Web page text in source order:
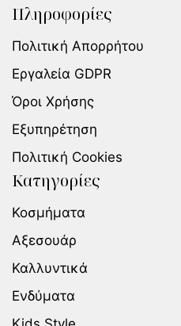
Πληροφορίες
Πολιτική Απορρήτου
Εργαλεία GDPR
Όροι Χρήσης
Εξυπηρέτηση
Πολιτική Cookies
Κατηγορίες
Κοσμήματα
Αξεσουάρ
Καλλυντικά
Ενδύματα